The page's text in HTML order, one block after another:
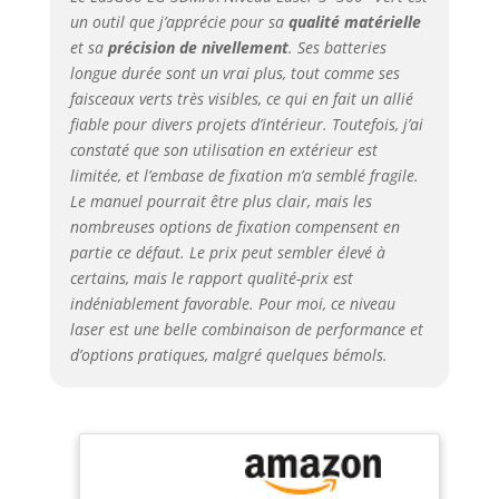
maison ou au bureau.
Le laser répond aux
normes de sécurité de
classe II avec une
puissance de sortie
inférieure à 1mW
Batteries
rechargeables: Le
LasGoo LG-3DMAX est
équipé de deux
batteries lithium-ion
rechargeables, ce qui
permet un
remplacement rapide
lorsqu'une batterie est
épuisée, évitant ainsi
chargement. La durée
d'utilisation est ainsi
prolongée, ce qui est
un outil que j’apprécie pour sa qualité matérielle
et sa précision de nivellement. Ses batteries
longue durée sont un vrai plus, tout comme ses
faisceaux verts très visibles, ce qui en fait un allié
fiable pour divers projets d’intérieur. Toutefois, j’ai
constaté que son utilisation en extérieur est
limitée, et l’embase de fixation m’a semblé fragile.
Le manuel pourrait être plus clair, mais les
nombreuses options de fixation compensent en
partie ce défaut. Le prix peut sembler élevé à
certains, mais le rapport qualité-prix est
indéniablement favorable. Pour moi, ce niveau
laser est une belle combinaison de performance et
d’options pratiques, malgré quelques bémols.